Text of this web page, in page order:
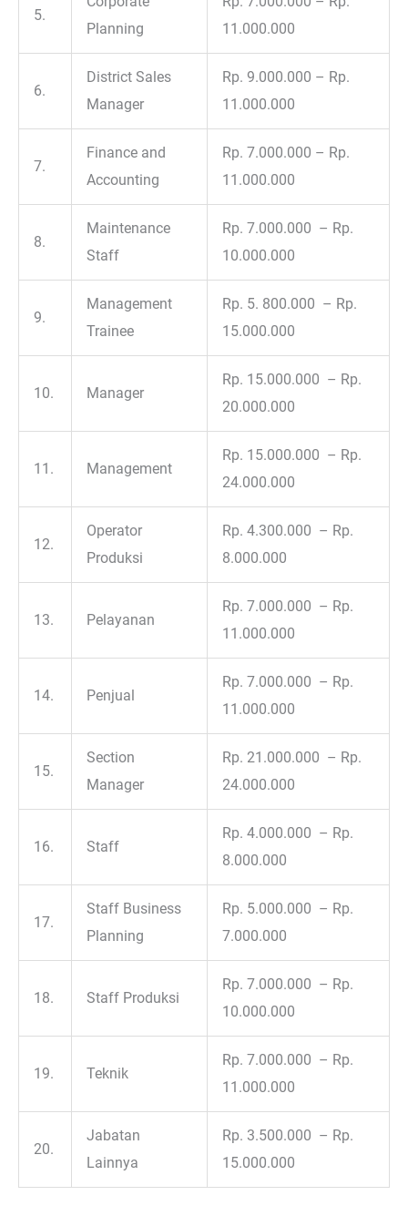
5.
Planning
11.000.000
6.
District Sales
Manager
Rp. 9.000.000 – Rp.
11.000.000
7.
Finance and
Accounting
Rp. 7.000.000 – Rp.
11.000.000
8.
Maintenance
Staff
Rp. 7.000.000 – Rp.
10.000.000
9.
Management
Trainee
Rp. 5. 800.000 – Rp.
15.000.000
10. Manager
Rp. 15.000.000 – Rp.
20.000.000
11. Management
Rp. 15.000.000 – Rp.
24.000.000
12.
Operator
Produksi
Rp. 4.300.000 – Rp.
8.000.000
13. Pelayanan
Rp. 7.000.000 – Rp.
11.000.000
14. Penjual
Rp. 7.000.000 – Rp.
11.000.000
15.
Section
Manager
Rp. 21.000.000 – Rp.
24.000.000
16. Staff
Rp. 4.000.000 – Rp.
8.000.000
17.
Staff Business
Planning
Rp. 5.000.000 – Rp.
7.000.000
18. Staff Produksi
Rp. 7.000.000 – Rp.
10.000.000
19. Teknik
Rp. 7.000.000 – Rp.
11.000.000
20.
Jabatan
Lainnya
Rp. 3.500.000 – Rp.
15.000.000